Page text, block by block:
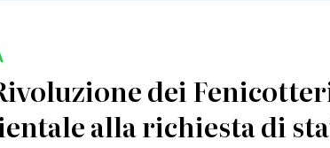
dei
alla richiesta di